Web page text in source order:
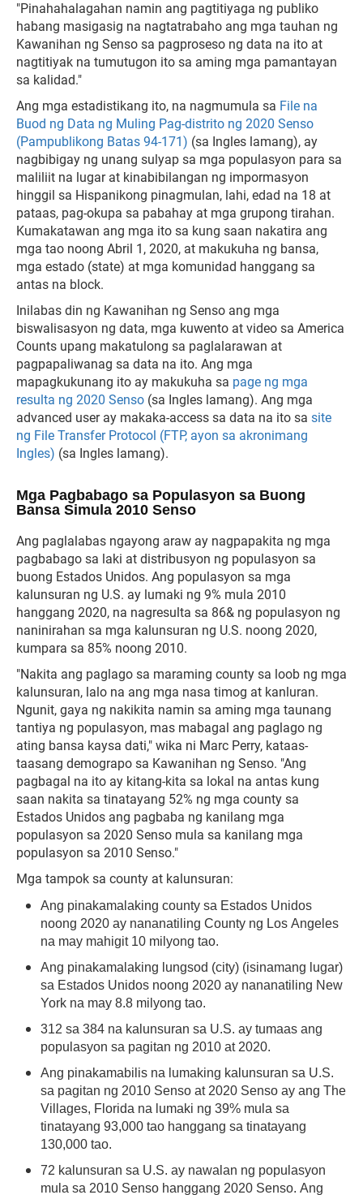
"Pinahahalagahan namin ang pagtitiyaga ng publiko
habang masigasig na nagtatrabaho ang mga tauhan ng
Kawanihan ng Senso sa pagproseso ng data na ito at
nagtitiyak na tumutugon ito sa aming mga pamantayan
sa kalidad."
Ang mga estadistikang ito, na nagmumula sa File na
Buod ng Data ng Muling Pag-distrito ng 2020 Senso
(Pampublikong Batas 94-171) (sa Ingles lamang), ay
nagbibigay ng unang sulyap sa mga populasyon para sa
maliliit na lugar at kinabibilangan ng impormasyon
hinggil sa Hispanikong pinagmulan, lahi, edad na 18 at
pataas, pag-okupa sa pabahay at mga grupong tirahan.
Kumakatawan ang mga ito sa kung saan nakatira ang
mga tao noong Abril 1, 2020, at makukuha ng bansa,
mga estado (state) at mga komunidad hanggang sa
antas na block.
Inilabas din ng Kawanihan ng Senso ang mga
biswalisasyon ng data, mga kuwento at video sa America
Counts upang makatulong sa paglalarawan at
pagpapaliwanag sa data na ito. Ang mga
mapagkukunang ito ay makukuha sa page ng mga
resulta ng 2020 Senso (sa Ingles lamang). Ang mga
advanced user ay makaka-access sa data na ito sa site
ng File Transfer Protocol (FTP, ayon sa akronimang
Ingles) (sa Ingles lamang).
Mga Pagbabago sa Populasyon sa Buong
Bansa Simula 2010 Senso
Ang paglalabas ngayong araw ay nagpapakita ng mga
pagbabago sa laki at distribusyon ng populasyon sa
buong Estados Unidos. Ang populasyon sa mga
kalunsuran ng U.S. ay lumaki ng 9% mula 2010
hanggang 2020, na nagresulta sa 86& ng populasyon ng
naninirahan sa mga kalunsuran ng U.S. noong 2020,
kumpara sa 85% noong 2010.
"Nakita ang paglago sa maraming county sa loob ng mga
kalunsuran, lalo na ang mga nasa timog at kanluran.
Ngunit, gaya ng nakikita namin sa aming mga taunang
tantiya ng populasyon, mas mabagal ang paglago ng
ating bansa kaysa dati," wika ni Marc Perry, kataas-
taasang demograpo sa Kawanihan ng Senso. "Ang
pagbagal na ito ay kitang-kita sa lokal na antas kung
saan nakita sa tinatayang 52% ng mga county sa
Estados Unidos ang pagbaba ng kanilang mga
populasyon sa 2020 Senso mula sa kanilang mga
populasyon sa 2010 Senso."
Mga tampok sa county at kalunsuran:
Ang pinakamalaking county sa Estados Unidos
noong 2020 ay nananatiling County ng Los Angeles
na may mahigit 10 milyong tao.
Ang pinakamalaking lungsod (city) (isinamang lugar)
sa Estados Unidos noong 2020 ay nananatiling New
York na may 8.8 milyong tao.
312 sa 384 na kalunsuran sa U.S. ay tumaas ang
populasyon sa pagitan ng 2010 at 2020.
Ang pinakamabilis na lumaking kalunsuran sa U.S.
sa pagitan ng 2010 Senso at 2020 Senso ay ang The
Villages, Florida na lumaki ng 39% mula sa
tinatayang 93,000 tao hanggang sa tinatayang
130,000 tao.
72 kalunsuran sa U.S. ay nawalan ng populasyon
mula sa 2010 Senso hanggang 2020 Senso. Ang